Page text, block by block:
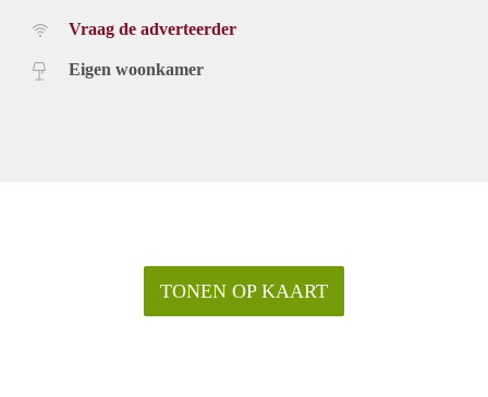
Vraag de adverteerder
Eigen woonkamer
TONEN OP KAART